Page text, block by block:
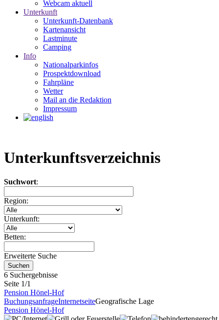
Webcam aktuell
Unterkunft
Unterkunft-Datenbank
Kartenansicht
Lastminute
Camping
Info
Nationalparkinfos
Prospektdownload
Fahrpläne
Wetter
Mail an die Redaktion
Impressum
Unterkunftsverzeichnis
Suchwort:
Region:
Unterkunft:
Betten:
Erweiterte Suche
6 Suchergebnisse
Seite 1/1
Pension Hönel-Hof
BuchungsanfrageInternetseiteGeografische Lage
Pension Hönel-Hof